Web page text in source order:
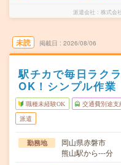
派遣会社 株式会
未読 掲載日 2026/08/06
駅チカで毎日ラク
OK！シンプル作業
職種未経験OK 交通費別途支
派遣
勤務地
岡山県赤磐市
熊山駅から---分